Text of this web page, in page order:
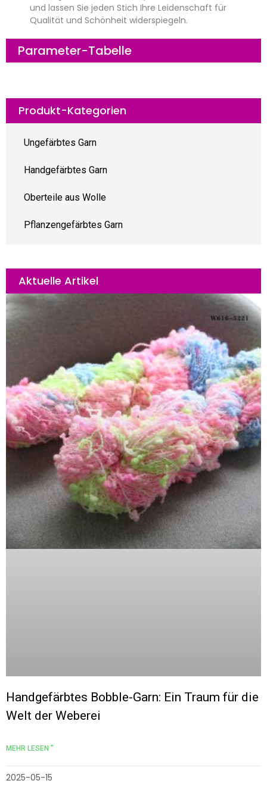
und lassen Sie jeden Stich Ihre Leidenschaft für
Qualität und Schönheit widerspiegeln.
Parameter-Tabelle
Produkt-Kategorien
Ungefärbtes Garn
Handgefärbtes Garn
Oberteile aus Wolle
Pflanzengefärbtes Garn
Aktuelle Artikel
Handgefärbtes Bobble-Garn: Ein Traum für die
Welt der Weberei
MEHR LESEN "
2025-05-15